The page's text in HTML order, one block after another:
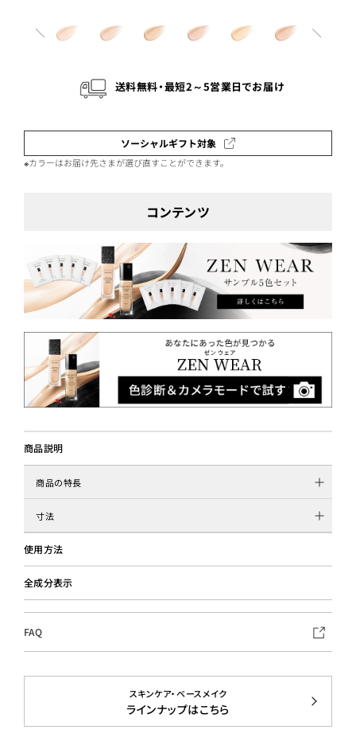
送料無料・最短2～5営業日でお届け
ソーシャルギフト対象
※カラーはお届け先さまが選び直すことができます。
コンテンツ
商品説明
商品の特長
寸法
使用方法
全成分表示
FAQ
スキンケア・ベースメイク
ラインナップはこちら